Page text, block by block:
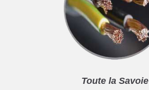
Toute la Savoie